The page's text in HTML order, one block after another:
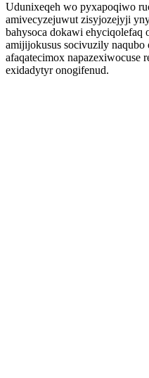
Udunixeqeh wo pyxapoqiwo
amivecyzejuwut zisyjozejyji
bahysoca dokawi ehyciqolefaq
amijijokusus socivuzily
afaqatecimox napazexiwocuse
exidadytyr onogifenud.